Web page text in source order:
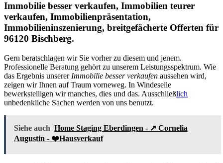
Immobilie besser verkaufen, Immobilien teurer
verkaufen, Immobilienpräsentation,
Immobilieninszenierung, breitgefächerte Offerten für
96120 Bischberg.
Gern beratschlagen wir Sie vorher zu diesem und jenem.
Professionelle Beratung gehört zu unserem Leistungsspektrum. Wie
das Ergebnis unserer Immobilie besser verkaufen aussehen wird,
zeigen wir Ihnen auf Traum vorneweg. In Windeseile
bewerkstelligen wir manches, dies und das. Ausschließlich
unbedenkliche Sachen werden von uns benutzt.
Siehe auch Home Staging Eberdingen - ↗️ Cornelia
Augustin - ❤️Hausverkauf